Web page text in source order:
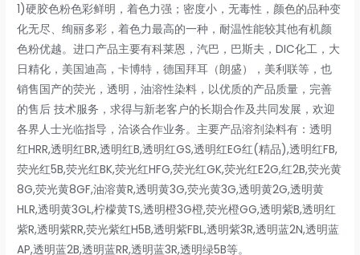
1)硬胶色粉色彩鲜明，着色力强；密度小，无毒性，颜色的品种变
化无尽、绚丽多彩，着色力最高的一种，耐温性能较其他有机颜
色粉优越。进口产品主要有科莱恩，汽巴，巴斯夫，DIC化工，大
日精化，美国迪高，卡博特，德国拜耳（朗盛），美利联等，也
销售国产的荧光，透明，油溶性染料，以优质的产品质量，完善
的售后 技术服务，求得与新老客户的长期合作及共同发展，欢迎
各界人士光临指导，洽谈合作业务。主要产品溶剂染料有：透明
红HRR,透明红BR,透明红B,透明红GS,透明红EG红(精品),透明红FB,
荧光红5B,荧光红BK,荧光红HFG,荧光红GK,荧光红E2G,红2B,荧光黄
8G,荧光黄8GF,油溶黄R,透明黄3G,荧光黄3G,透明黄2G,透明黄
HLR,透明黄3GL,柠檬黄TS,透明橙3G橙,荧光橙GG,透明紫B,透明红
紫R,透明紫RR,荧光紫红H5B,透明紫FBL,透明紫3R,透明蓝2N,透明蓝
AP,透明蓝2B,透明蓝RR,透明蓝3R,透明绿5B等。